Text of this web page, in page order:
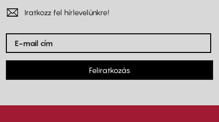
Iratkozz fel hírlevelünkre!
Feliratkozás